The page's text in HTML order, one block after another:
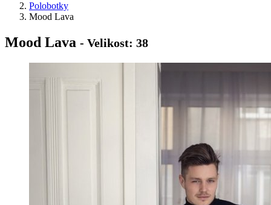
Polobotky
Mood Lava
Mood Lava - Velikost: 38